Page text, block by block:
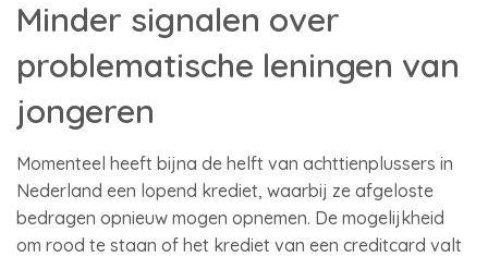
Minder signalen over
problematische leningen van
jongeren
Momenteel heeft bijna de helft van achttienplussers in
Nederland een lopend krediet, waarbij ze afgeloste
bedragen opnieuw mogen opnemen. De mogelijkheid
om rood te staan of het krediet van een creditcard valt